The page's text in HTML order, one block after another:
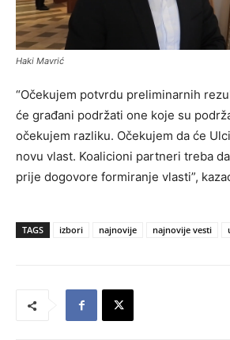
Haki Mavrić
“Očekujem potvrdu preliminarnih
će građani podržati one koje su
očekujem razliku. Očekujem da će
novu vlast. Koalicioni partneri treba
prije dogovore formiranje vlasti”,
TAGS izbori najnovije najnovije vesti